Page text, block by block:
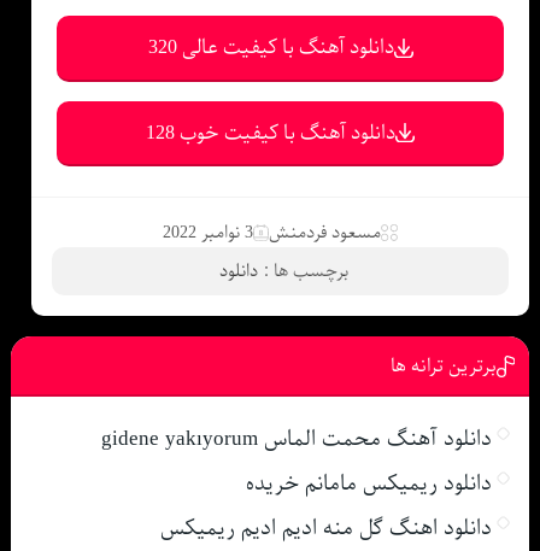
دانلود آهنگ با کیفیت عالی 320
دانلود آهنگ با کیفیت خوب 128
مسعود فردمنش 3 نوامبر 2022
برچسب ها : دانلود
برترین ترانه ها
دانلود آهنگ محمت الماس gidene yakıyorum
دانلود ریمیکس مامانم خریده
دانلود اهنگ گل منه ادیم ادیم ریمیکس